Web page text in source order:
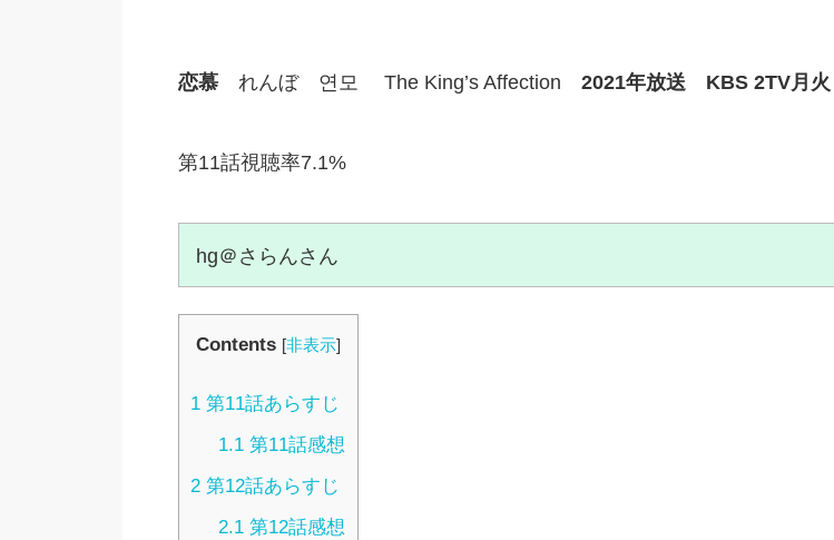
恋慕 れんぼ 연모 The King’s Affection 2021年放送 KBS 2TV月
第11話視聴率7.1%
hg＠さらんさん
Contents [非表示]
1第11話あらすじ
1.1 第11話感想
2第12話あらすじ
2.1 第12話感想